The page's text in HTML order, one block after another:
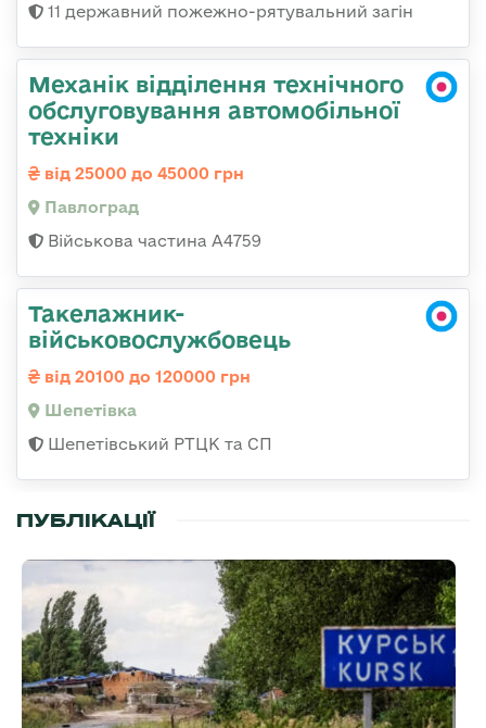
11 державний пожежно-рятувальний загін
Механік відділення технічного
обслуговування автомобільної
техніки
від 25000 до 45000 грн
Павлоград
Військова частина А4759
Такелажник-
військовослужбовець
від 20100 до 120000 грн
Шепетівка
Шепетівський РТЦК та СП
ПУБЛІКАЦІЇ